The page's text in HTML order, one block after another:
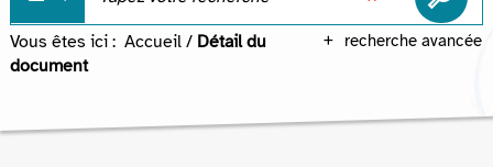
recherche avancée
Vous êtes ici : Accueil / Détail du
document